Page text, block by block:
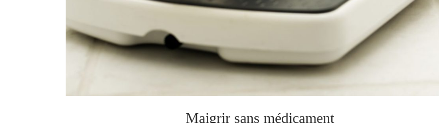
Maigrir sans médicament